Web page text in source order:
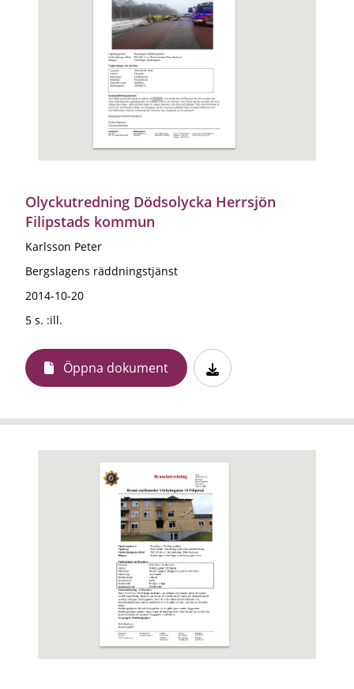
Olyckutredning Dödsolycka Herrsjön
Filipstads kommun
Karlsson Peter
Bergslagens räddningstjänst
2014-10-20
5 s. :ill.
Öppna dokument